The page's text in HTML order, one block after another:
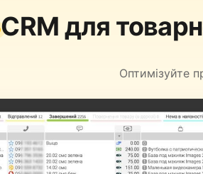
CRM для
Оптимізуйте